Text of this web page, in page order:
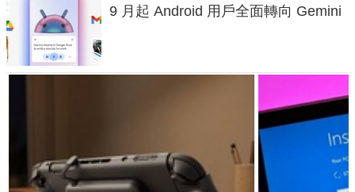
9 月起 Android 用戶全面轉向 Gemini